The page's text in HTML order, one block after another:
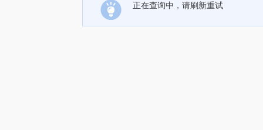
正在查询中，请刷新重试